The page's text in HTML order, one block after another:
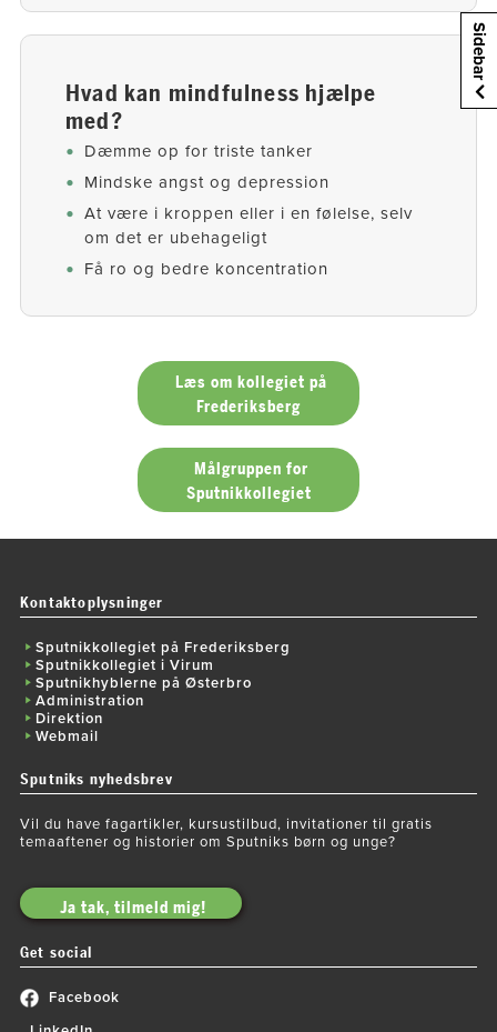
Hvad kan mindfulness hjælpe
med?
Dæmme op for triste tanker
Mindske angst og depression
At være i kroppen eller i en følelse, selv
om det er ubehageligt
Få ro og bedre koncentration​
Læs om kollegiet på
Frederiksberg
Målgruppen for
Sputnikkollegiet
Sidebar
Kontaktoplysninger
Sputnikkollegiet på Frederiksberg
Sputnikkollegiet i Virum
Sputnikhyblerne på Østerbro
Administration
Direktion
Webmail
Sputniks nyhedsbrev
Vil du have fagartikler, kursustilbud, invitationer til gratis
temaaftener og historier om Sputniks børn og unge?
Ja tak, tilmeld mig!
Get social
Facebook